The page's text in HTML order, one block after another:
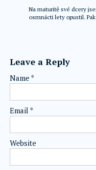
Na maturitě své dcery
osmnácti lety opustil. Pak
Leave a Reply
Name *
Email *
Website